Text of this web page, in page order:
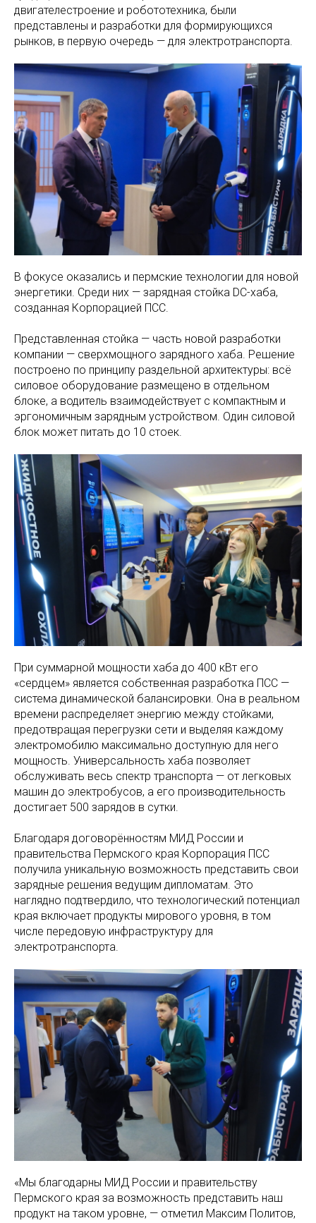
двигателестроение и робототехника, были
представлены и разработки для формирующихся
рынков, в первую очередь — для электротранспорта.
В фокусе оказались и пермские технологии для новой
энергетики. Среди них — зарядная стойка DC-хаба,
созданная Корпорацией ПСС.
Представленная стойка — часть новой разработки
компании — сверхмощного зарядного хаба. Решение
построено по принципу раздельной архитектуры: всё
силовое оборудование размещено в отдельном
блоке, а водитель взаимодействует с компактным и
эргономичным зарядным устройством. Один силовой
блок может питать до 10 стоек.
При суммарной мощности хаба до 400 кВт его
«сердцем» является собственная разработка ПСС —
система динамической балансировки. Она в реальном
времени распределяет энергию между стойками,
предотвращая перегрузки сети и выделяя каждому
электромобилю максимально доступную для него
мощность. Универсальность хаба позволяет
обслуживать весь спектр транспорта — от легковых
машин до электробусов, а его производительность
достигает 500 зарядов в сутки.
Благодаря договорённостям МИД России и
правительства Пермского края Корпорация ПСС
получила уникальную возможность представить свои
зарядные решения ведущим дипломатам. Это
наглядно подтвердило, что технологический потенциал
края включает продукты мирового уровня, в том
числе передовую инфраструктуру для
электротранспорта.
«Мы благодарны МИД России и правительству
Пермского края за возможность представить наш
продукт на таком уровне, — отметил Максим Политов,